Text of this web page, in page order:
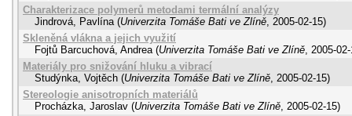
Charakterizace polymerů metodami termální analýzy
Jindrová, Pavlína (Univerzita Tomáše Bati ve Zlíně, 2005-02-15)
Skleněná vlákna a jejich využití
Fojtů Barcuchová, Andrea (Univerzita Tomáše Bati ve Zlíně, 2005-
Materiály pro snižování hluku a vibrací
Studýnka, Vojtěch (Univerzita Tomáše Bati ve Zlíně, 2005-02-15)
Stereologie anisotropních materiálů
Procházka, Jaroslav (Univerzita Tomáše Bati ve Zlíně, 2005-02-15)